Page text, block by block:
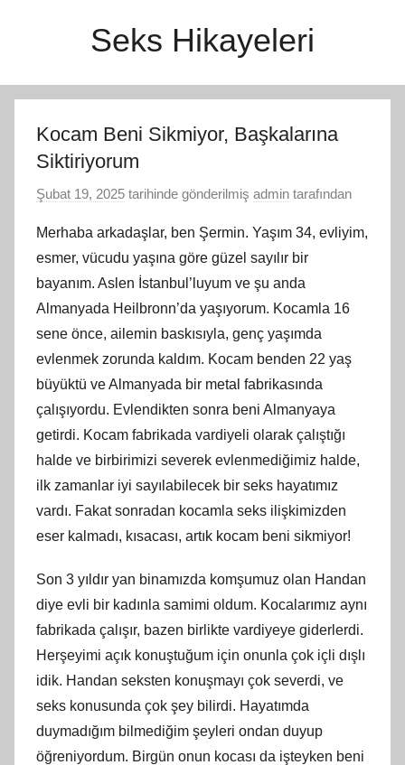
Seks Hikayeleri
Kocam Beni Sikmiyor, Başkalarına
Siktiriyorum
Şubat 19, 2025 tarihinde gönderilmiş admin tarafından
Merhaba arkadaşlar, ben Şermin. Yaşım 34, evliyim,
esmer, vücudu yaşına göre güzel sayılır bir
bayanım. Aslen İstanbul’luyum ve şu anda
Almanyada Heilbronn’da yaşıyorum. Kocamla 16
sene önce, ailemin baskısıyla, genç yaşımda
evlenmek zorunda kaldım. Kocam benden 22 yaş
büyüktü ve Almanyada bir metal fabrikasında
çalışıyordu. Evlendikten sonra beni Almanyaya
getirdi. Kocam fabrikada vardiyeli olarak çalıştığı
halde ve birbirimizi severek evlenmediğimiz halde,
ilk zamanlar iyi sayılabilecek bir seks hayatımız
vardı. Fakat sonradan kocamla seks ilişkimizden
eser kalmadı, kısacası, artık kocam beni sikmiyor!
Son 3 yıldır yan binamızda komşumuz olan Handan
diye evli bir kadınla samimi oldum. Kocalarımız aynı
fabrikada çalışır, bazen birlikte vardiyeye giderlerdi.
Herşeyimi açık konuştuğum için onunla çok içli dışlı
idik. Handan seksten konuşmayı çok severdi, ve
seks konusunda çok şey bilirdi. Hayatımda
duymadığım bilmediğim şeyleri ondan duyup
öğreniyordum. Birgün onun kocası da işteyken beni